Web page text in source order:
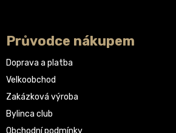
Průvodce nákupem
Doprava a platba
Velkoobchod
Zakázková výroba
Bylinca club